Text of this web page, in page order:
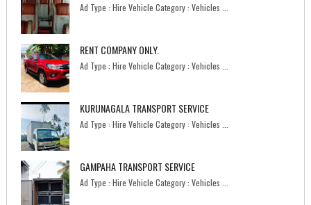
Ad Type : Hire Vehicle Category : Vehicles ...
RENT COMPANY ONLY.
Ad Type : Hire Vehicle Category : Vehicles ...
KURUNAGALA TRANSPORT SERVICE
Ad Type : Hire Vehicle Category : Vehicles ...
GAMPAHA TRANSPORT SERVICE
Ad Type : Hire Vehicle Category : Vehicles ...